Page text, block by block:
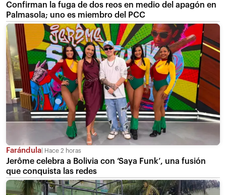
Confirman la fuga de dos reos en medio del apagón en
Palmasola; uno es miembro del PCC
Farándula Hace 2 horas
Jerôme celebra a Bolivia con ‘Saya Funk’, una fusión
que conquista las redes